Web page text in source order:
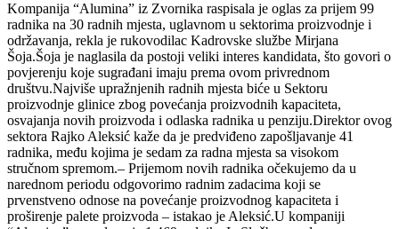
Kompanija “Alumina” iz Zvornika raspisala je oglas za prijem 99
radnika na 30 radnih mjesta, uglavnom u sektorima proizvodnje i
održavanja, rekla je rukovodilac Kadrovske službe Mirjana
Šoja.Šoja je naglasila da postoji veliki interes kandidata, što govori o
povjerenju koje sugrađani imaju prema ovom privrednom
društvu.Najviše upražnjenih radnih mjesta biće u Sektoru
proizvodnje glinice zbog povećanja proizvodnih kapaciteta,
osvajanja novih proizvoda i odlaska radnika u penziju.Direktor ovog
sektora Rajko Aleksić kaže da je predviđeno zapošljavanje 41
radnika, među kojima je sedam za radna mjesta sa visokom
stručnom spremom.– Prijemom novih radnika očekujemo da u
narednom periodu odgovorimo radnim zadacima koji se
prvenstveno odnose na povećanje proizvodnog kapaciteta i
proširenje palete proizvoda – istakao je Aleksić.U kompaniji